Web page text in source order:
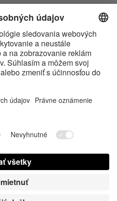
používanie takýchto značiek
GmbH podlieha licencií.
Apple a Apple Watch sú ochrannými
Google Play a logo Google Play sú
Google LLC.
Contact us today
FAQ